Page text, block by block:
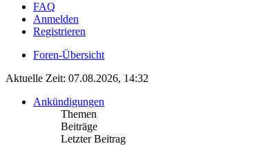
FAQ
Anmelden
Registrieren
Foren-Übersicht
Aktuelle Zeit: 07.08.2026, 14:32
Ankündigungen
Themen
Beiträge
Letzter Beitrag